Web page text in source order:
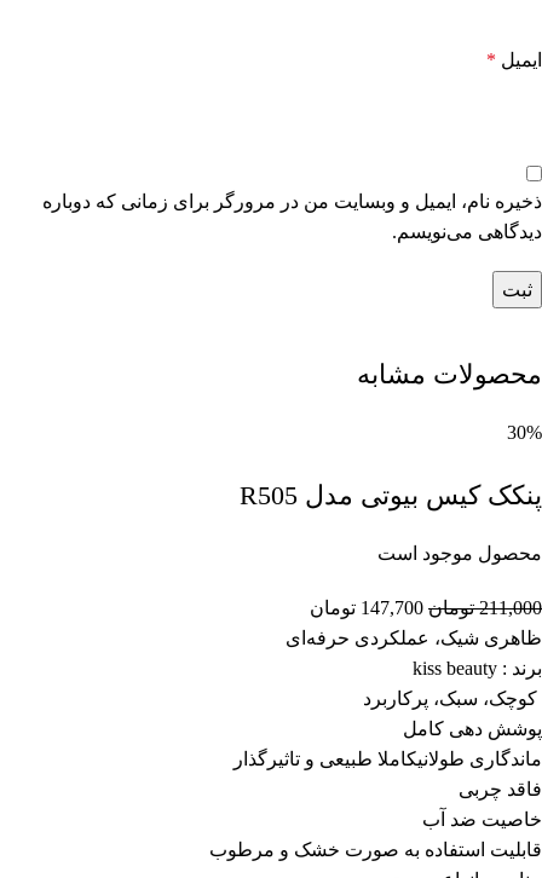
ایمیل *
ذخیره نام، ایمیل و وبسایت من در مرورگر برای زمانی که دوباره
دیدگاهی می‌نویسم.
محصولات مشابه
30%
پنکک کیس بیوتی مدل R505
محصول موجود است
211,000 تومان 147,700 تومان
ظاهری شیک، عملکردی حرفه‌ای
برند : kiss beauty
کوچک، سبک، پرکاربرد
پوشش دهی کامل
ماندگاری طولانیکاملا طبیعی و تاثیرگذار
فاقد چربی
خاصیت ضد آب
قابلیت استفاده به صورت خشک و مرطوب